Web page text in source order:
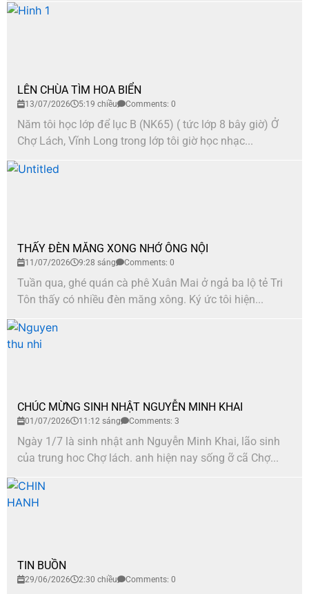
LÊN CHÙA TÌM HOA BIỂN
13/07/2026 5:19 chiều Comments: 0
Năm tôi học lớp để lục B (NK65) ( tức lớp 8 bây giờ) Ở
Chợ Lách, Vĩnh Long trong lớp tôi giờ học nhạc...
THẤY ĐÈN MĂNG XONG NHỚ ÔNG NỘI
11/07/2026 9:28 sáng Comments: 0
Tuần qua, ghé quán cà phê Xuân Mai ở ngả ba lộ tẻ Tri
Tôn thấy có nhiều đèn măng xông. Ký ức tôi hiện...
CHÚC MỪNG SINH NHẬT NGUYỄN MINH KHAI
01/07/2026 11:12 sáng Comments: 3
Ngày 1/7 là sinh nhật anh Nguyễn Minh Khai, lão sinh
của trung hoc Chợ lách. anh hiện nay sống ỡ cã Chợ...
TIN BUỒN
29/06/2026 2:30 chiều Comments: 0